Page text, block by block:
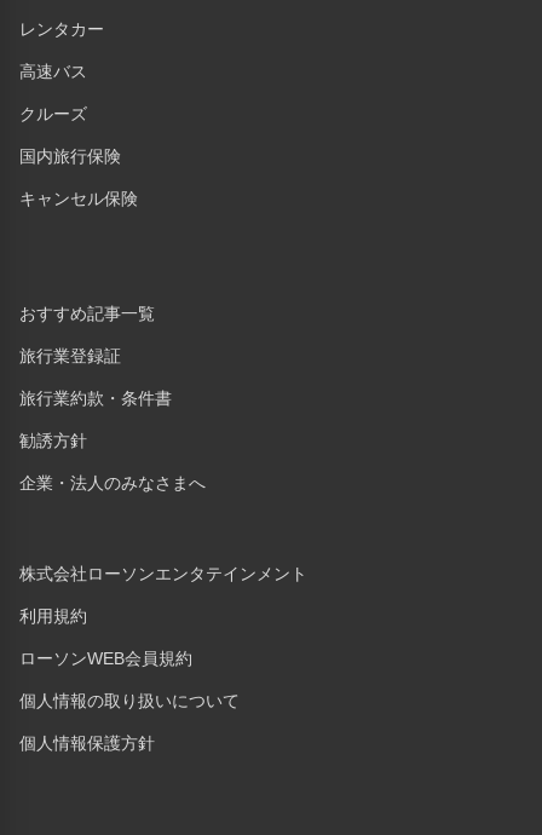
レンタカー
高速バス
クルーズ
国内旅行保険
キャンセル保険
おすすめ記事一覧
旅行業登録証
旅行業約款・条件書
勧誘方針
企業・法人のみなさまへ
株式会社ローソンエンタテインメント
利用規約
ローソンWEB会員規約
個人情報の取り扱いについて
個人情報保護方針